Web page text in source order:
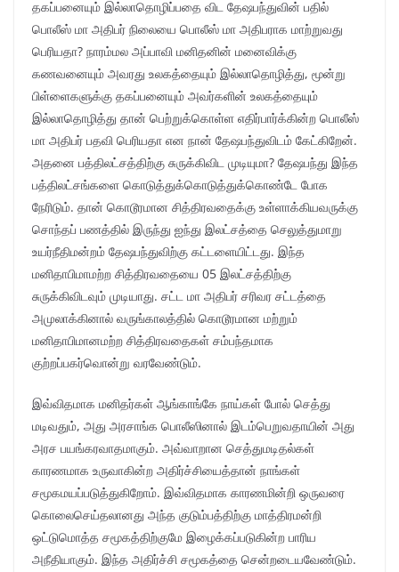
தகப்பனையும் இல்லாதொழிப்பதை விட தேஷபந்துவின் பதில்
பொலீஸ் மா அதிபர் நிலையை பொலீஸ் மா அதிபராக மாற்றுவது
பெரியதா? நாரம்மல அப்பாவி மனிதனின் மனைவிக்கு
கணவனையும் அவரது உலகத்தையும் இல்லாதொழித்து, மூன்று
பிள்ளைகளுக்கு தகப்பனையும் அவர்களின் உலகத்தையும்
இல்லாதொழித்து தான் பெற்றுக்கொள்ள எதிர்பார்க்கின்ற பொலீஸ்
மா அதிபர் பதவி பெரியதா என நான் தேஷபந்துவிடம் கேட்கிறேன்.
அதனை பத்திலட்சத்திற்கு சுருக்கிவிட முடியுமா? தேஷபந்து இந்த
பத்திலட்சங்களை கொடுத்துக்கொடுத்துக்கொண்டே போக
நேரிடும். தான் கொடூரமான சித்திரவதைக்கு உள்ளாக்கியவருக்கு
சொந்தப் பணத்தில் இருந்து ஐந்து இலட்சத்தை செலுத்துமாறு
உயர்நீதிமன்றம் தேஷபந்துவிற்கு கட்டளையிட்டது. இந்த
மனிதாபிமாமற்ற சித்திரவதையை 05 இலட்சத்திற்கு
சுருக்கிவிடவும் முடியாது. சட்ட மா அதிபர் சரிவர சட்டத்தை
அமுலாக்கினால் வருங்காலத்தில் கொடூரமான மற்றும்
மனிதாபிமானமற்ற சித்திரவதைகள் சம்பந்தமாக
குற்றப்பகர்வொன்று வரவேண்டும்.
இவ்விதமாக மனிதர்கள் ஆங்காங்கே நாய்கள் போல் செத்து
மடிவதும், அது அரசாங்க பொலீஸினால் இடம்பெறுவதாயின் அது
அரச பயங்கரவாதமாகும். அவ்வாறான செத்துமடிதல்கள்
காரணமாக உருவாகின்ற அதிர்ச்சியைத்தான் நாங்கள்
சமூகமயப்படுத்துகிறோம். இவ்விதமாக காரணமின்றி ஒருவரை
கொலைசெய்தலானது அந்த குடும்பத்திற்கு மாத்திரமன்றி
ஒட்டுமொத்த சமூகத்திற்குமே இழைக்கப்படுகின்ற பாரிய
அநீதியாகும். இந்த அதிர்ச்சி சமூகத்தை சென்றடையவேண்டும்.